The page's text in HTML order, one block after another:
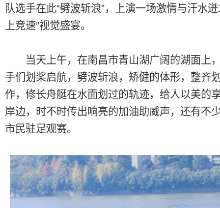
队选手在此“劈波斩浪”，上演一场激情与汗水迸
上竞速”视觉盛宴。
当天上午，在南昌市青山湖广阔的湖面上
手们划桨启航，劈波斩浪，矫健的体形，整齐
作，修长舟艇在水面划过的轨迹，给人以美的
岸边，时不时传出响亮的加油助威声，还有不
市民驻足观赛。